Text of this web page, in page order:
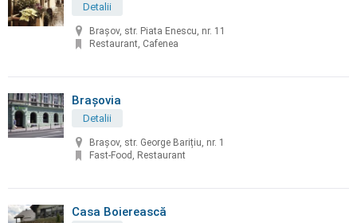
Detalii
Braşov, str. Piata Enescu, nr. 11
Restaurant, Cafenea
Brașovia
Detalii
Brașov, str. George Barițiu, nr. 1
Fast-Food, Restaurant
Casa Boierească